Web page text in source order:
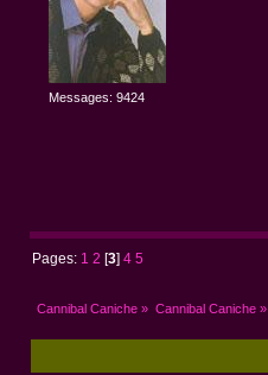
Messages: 9424
Pages: 1 2 [3]4 5
Cannibal Caniche » Cannibal Caniche»